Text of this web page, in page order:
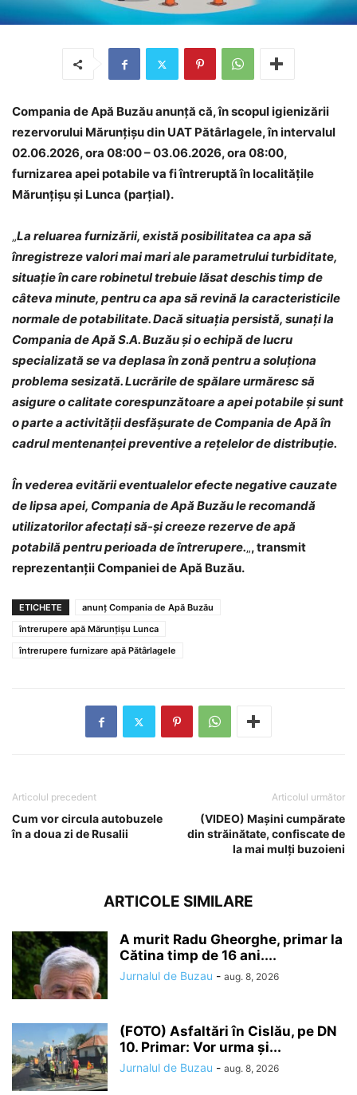
Compania de Apă Buzău anunță că, în scopul igienizării
rezervorului Mărunțișu din UAT Pătârlagele, în intervalul
02.06.2026, ora 08:00 – 03.06.2026, ora 08:00,
furnizarea apei potabile va fi întreruptă în localitățile
Mărunțișu și Lunca (parțial).
„La reluarea furnizării, există posibilitatea ca apa să
înregistreze valori mai mari ale parametrului turbiditate,
situație în care robinetul trebuie lăsat deschis timp de
câteva minute, pentru ca apa să revină la caracteristicile
normale de potabilitate. Dacă situația persistă, sunați la
Compania de Apă S.A. Buzău și o echipă de lucru
specializată se va deplasa în zonă pentru a soluționa
problema sesizată. Lucrările de spălare urmăresc să
asigure o calitate corespunzătoare a apei potabile și sunt
o parte a activității desfășurate de Compania de Apă în
cadrul mentenanței preventive a rețelelor de distribuție.
În vederea evitării eventualelor efecte negative cauzate
de lipsa apei, Compania de Apă Buzău le recomandă
utilizatorilor afectați să-şi creeze rezerve de apă
potabilă pentru perioada de întrerupere.„, transmit
reprezentanții Companiei de Apă Buzău.
ETICHETE
anunț Compania de Apă Buzău
întrerupere apă Mărunțișu Lunca
întrerupere furnizare apă Pătârlagele
Articolul precedent
Cum vor circula autobuzele
în a doua zi de Rusalii
Articolul următor
(VIDEO) Mașini cumpărate
din străinătate, confiscate de
la mai mulți buzoieni
ARTICOLE SIMILARE
A murit Radu Gheorghe, primar la
Cătina timp de 16 ani....
Jurnalul de Buzau - aug. 8, 2026
(FOTO) Asfaltări în Cislău, pe DN
10. Primar: Vor urma și...
Jurnalul de Buzau - aug. 8, 2026